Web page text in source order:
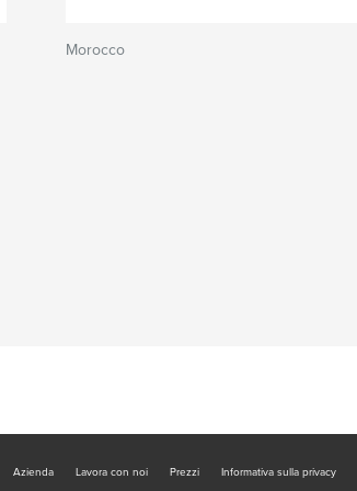
Morocco
Azienda Lavora con noi Prezzi Informativa sulla privacy